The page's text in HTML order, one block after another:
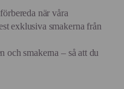
när våra
exklusiva smakerna från
och smakerna – så att du